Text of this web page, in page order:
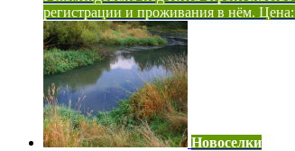
регистрации и проживания в нём. Цена:
Новоселки